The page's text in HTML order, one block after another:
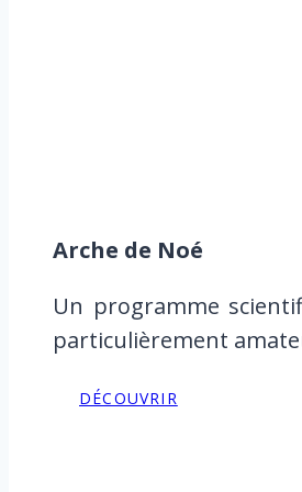
Arche de Noé
Un programme
particulièrement
DÉCOUVRIR